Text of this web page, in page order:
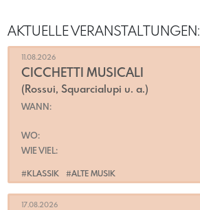
AKTUELLE VERANSTALTUNGEN:
#KLASSIK #ALTE MUSIK
11.08.2026
CICCHETTI MUSICALI
(Rossui, Squarcialupi u. a.)
WANN:
WO:
WIE VIEL:
17.08.2026